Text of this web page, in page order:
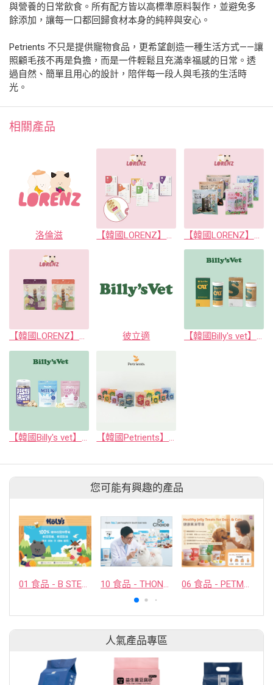
與營養的日常飲食。所有配方皆以高標準原料製作，並避免多
餘添加，讓每一口都回歸食材本身的純粹與安心。
Petrients 不只是提供寵物食品，更希望創造一種生活方式——讓
照顧毛孩不再是負擔，而是一件輕鬆且充滿幸福感的日常。透
過自然、簡單且用心的設計，陪伴每一段人與毛孩的生活時
光。
相關產品
洛倫滋 【韓國LORENZ】洛倫滋 天然蔬果泥 / 蔬果肉泥（犬貓用） 【韓國LORENZ】洛倫滋 水果/蔬果潔牙骨（犬用）
【韓國LORENZ】洛倫滋 蔬果點心（犬用） 彼立適 【韓國Billy's vet】彼立適 CAT貓用 / 寵物用益生菌
您可能有興趣的產品
01 食品 - B STELLAR COMPANY LIMITED 10 食品 - THONGLOR PET HOSJPITAL CO., LTD. 06 食品 - PETMYLI COMPANY LIMITED
人氣產品專區